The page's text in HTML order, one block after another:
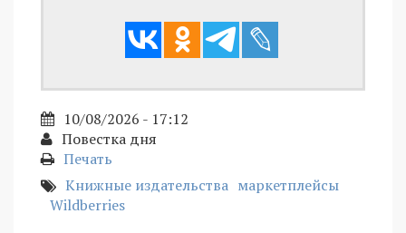
10/08/2026 - 17:12
Повестка дня
Печать
Книжные издательства маркетплейсы
Wildberries